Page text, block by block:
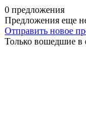
0 предложения
Предложения еще
Отправить новое
Только вошедшие в